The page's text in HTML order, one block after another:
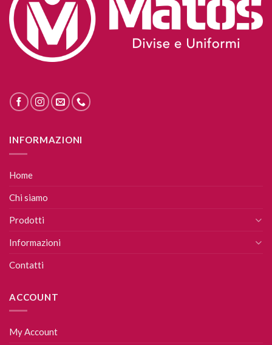
INFORMAZIONI
Home
Chi siamo
Prodotti
Informazioni
Contatti
ACCOUNT
My Account